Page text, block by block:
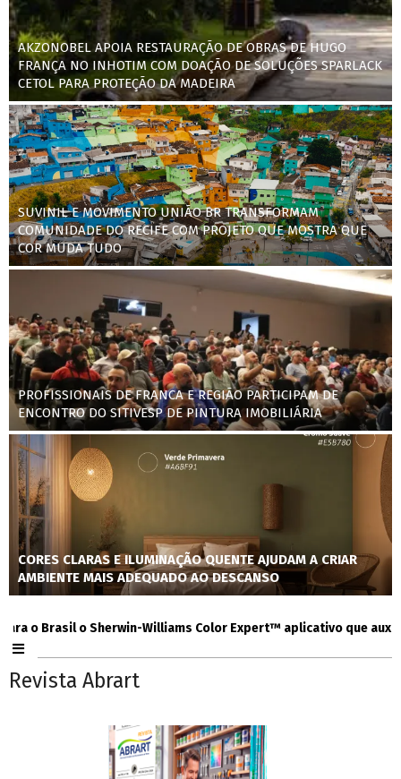
AKZONOBEL APOIA RESTAURAÇÃO DE OBRAS DE HUGO
FRANÇA NO INHOTIM COM DOAÇÃO DE SOLUÇÕES SPARLACK
CETOL PARA PROTEÇÃO DA MADEIRA
SUVINIL E MOVIMENTO UNIÃO BR TRANSFORMAM
COMUNIDADE DO RECIFE COM PROJETO QUE MOSTRA QUE
COR MUDA TUDO
PROFISSIONAIS DE FRANCA E REGIÃO PARTICIPAM DE
ENCONTRO DO SITIVESP DE PINTURA IMOBILIÁRIA
CORES CLARAS E ILUMINAÇÃO QUENTE AJUDAM A CRIAR
AMBIENTE MAIS ADEQUADO AO DESCANSO
Brasil o Sherwin-Williams Color Expert™ aplicativo que auxilia
Revista Abrart